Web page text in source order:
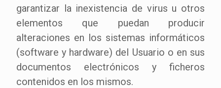
garantizar la inexistencia de virus u otros
elementos que puedan producir
alteraciones en los sistemas informáticos
(software y hardware) del Usuario o en sus
documentos electrónicos y ficheros
contenidos en los mismos.